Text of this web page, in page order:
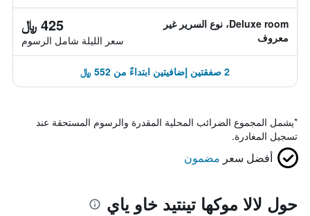
Deluxe room، نوع السرير غير
معروف
425 ﷼
سعر الليلة شامل الرسوم
2 صفقتين إضافيتين ابتداءً من 552 ﷼
*يشمل المجموع الضرائب المحلية المقدرة والرسوم المستحقة عند
تسجيل المغادرة.
أفضل سعر مضمون
حول لالا موكها تينتيد خاو ياي